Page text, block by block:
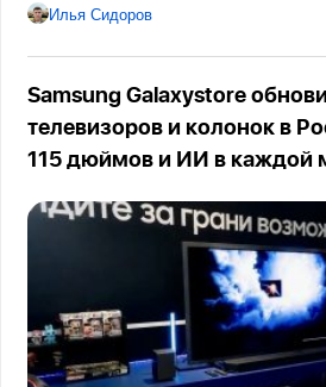
Илья Сидоров
Samsung Galaxystore
телевизоров и колонок в
115 дюймов и ИИ в каждой